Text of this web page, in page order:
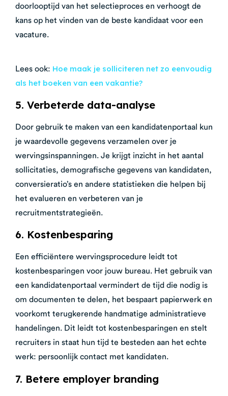
doorlooptijd van het selectieproces en verhoogt de
kans op het vinden van de beste kandidaat voor een
vacature.
Lees ook: Hoe maak je solliciteren net zo eenvoudig
als het boeken van een vakantie?
5. Verbeterde data-analyse
Door gebruik te maken van een kandidatenportaal kun
je waardevolle gegevens verzamelen over je
wervingsinspanningen. Je krijgt inzicht in het aantal
sollicitaties, demografische gegevens van kandidaten,
conversieratio’s en andere statistieken die helpen bij
het evalueren en verbeteren van je
recruitmentstrategieën.
6. Kostenbesparing
Een efficiëntere wervingsprocedure leidt tot
kostenbesparingen voor jouw bureau. Het gebruik van
een kandidatenportaal vermindert de tijd die nodig is
om documenten te delen, het bespaart papierwerk en
voorkomt terugkerende handmatige administratieve
handelingen. Dit leidt tot kostenbesparingen en stelt
recruiters in staat hun tijd te besteden aan het echte
werk: persoonlijk contact met kandidaten.
7. Betere employer branding